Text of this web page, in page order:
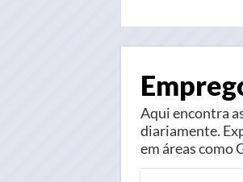
Aqui encontra
diariamente.
em áreas como